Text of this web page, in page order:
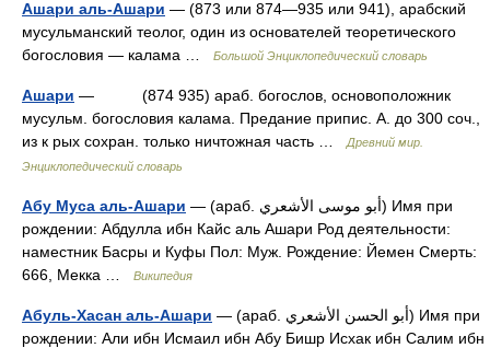
Ашари аль-Ашари — (873 или 874—935 или 941), арабский
мусульманский теолог, один из основателей теоретического
богословия — калама …
Большой Энциклопедический словарь
Ашари — (874 935) араб. богослов, основоположник
мусульм. богословия калама. Предание припис. А. до 300 соч.,
из к рых сохран. только ничтожная часть …
Древний мир.
Энциклопедический словарь
Абу Муса аль-Ашари — (араб. أبو موسى الأشعري‎‎) Имя при
рождении: Абдулла ибн Кайс аль Ашари Род деятельности:
наместник Басры и Куфы Пол: Муж. Рождение: Йемен Смерть:
666, Мекка …
Википедия
Абуль-Хасан аль-Ашари — (араб. أبو الحسن الأشعري‎‎) Имя при
рождении: Али ибн Исмаил ибн Абу Бишр Исхак ибн Салим ибн